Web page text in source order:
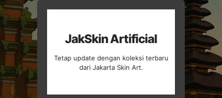
JakSkin Artificial
Tetap update dengan koleksi terbaru
dari Jakarta Skin Art.